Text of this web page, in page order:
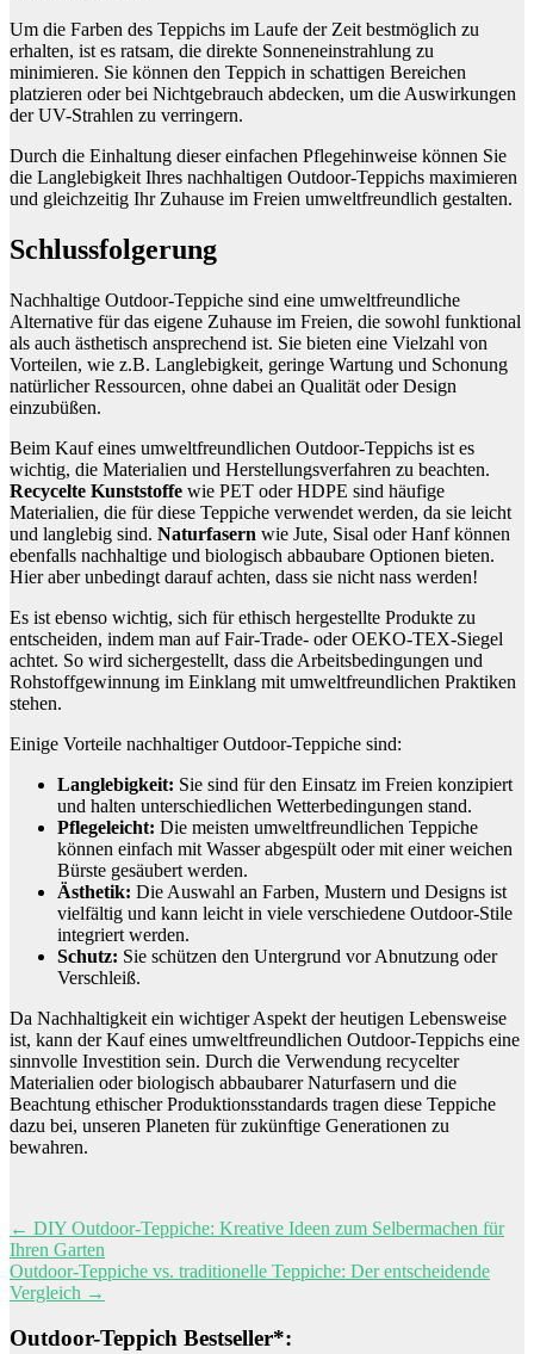
Um die Farben des Teppichs im Laufe der Zeit bestmöglich zu
erhalten, ist es ratsam, die direkte Sonneneinstrahlung zu
minimieren. Sie können den Teppich in schattigen Bereichen
platzieren oder bei Nichtgebrauch abdecken, um die Auswirkungen
der UV-Strahlen zu verringern.
Durch die Einhaltung dieser einfachen Pflegehinweise können Sie
die Langlebigkeit Ihres nachhaltigen Outdoor-Teppichs maximieren
und gleichzeitig Ihr Zuhause im Freien umweltfreundlich gestalten.
Schlussfolgerung
Nachhaltige Outdoor-Teppiche sind eine umweltfreundliche
Alternative für das eigene Zuhause im Freien, die sowohl funktional
als auch ästhetisch ansprechend ist. Sie bieten eine Vielzahl von
Vorteilen, wie z.B. Langlebigkeit, geringe Wartung und Schonung
natürlicher Ressourcen, ohne dabei an Qualität oder Design
einzubüßen.
Beim Kauf eines umweltfreundlichen Outdoor-Teppichs ist es
wichtig, die Materialien und Herstellungsverfahren zu beachten.
Recycelte Kunststoffe wie PET oder HDPE sind häufige
Materialien, die für diese Teppiche verwendet werden, da sie leicht
und langlebig sind. Naturfasern wie Jute, Sisal oder Hanf können
ebenfalls nachhaltige und biologisch abbaubare Optionen bieten.
Hier aber unbedingt darauf achten, dass sie nicht nass werden!
Es ist ebenso wichtig, sich für ethisch hergestellte Produkte zu
entscheiden, indem man auf Fair-Trade- oder OEKO-TEX-Siegel
achtet. So wird sichergestellt, dass die Arbeitsbedingungen und
Rohstoffgewinnung im Einklang mit umweltfreundlichen Praktiken
stehen.
Einige Vorteile nachhaltiger Outdoor-Teppiche sind:
Langlebigkeit: Sie sind für den Einsatz im Freien konzipiert
und halten unterschiedlichen Wetterbedingungen stand.
Pflegeleicht: Die meisten umweltfreundlichen Teppiche
können einfach mit Wasser abgespült oder mit einer weichen
Bürste gesäubert werden.
Ästhetik: Die Auswahl an Farben, Mustern und Designs ist
vielfältig und kann leicht in viele verschiedene Outdoor-Stile
integriert werden.
Schutz: Sie schützen den Untergrund vor Abnutzung oder
Verschleiß.
Da Nachhaltigkeit ein wichtiger Aspekt der heutigen Lebensweise
ist, kann der Kauf eines umweltfreundlichen Outdoor-Teppichs eine
sinnvolle Investition sein. Durch die Verwendung recycelter
Materialien oder biologisch abbaubarer Naturfasern und die
Beachtung ethischer Produktionsstandards tragen diese Teppiche
dazu bei, unseren Planeten für zukünftige Generationen zu
bewahren.
Beitragsnavigation
← DIY Outdoor-Teppiche: Kreative Ideen zum Selbermachen für
Ihren Garten
Outdoor-Teppiche vs. traditionelle Teppiche: Der entscheidende
Vergleich →
Outdoor-Teppich Bestseller*: